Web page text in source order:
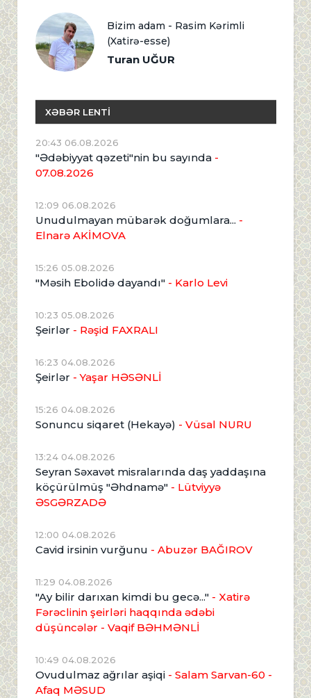
Bizim adam - Rasim Kərimli
(Xatirə-esse)
Turan UĞUR
XƏBƏR LENTİ
20:43 06.08.2026
"Ədəbiyyat qəzeti"nin bu sayında -
07.08.2026
12:09 06.08.2026
Unudulmayan mübarək doğumlara... -
Elnarə AKİMOVA
15:26 05.08.2026
"Məsih Ebolidə dayandı" - Karlo Levi
10:23 05.08.2026
Şeirlər - Rəşid FAXRALI
16:23 04.08.2026
Şeirlər - Yaşar HƏSƏNLİ
15:26 04.08.2026
Sonuncu siqaret (Hekayə) - Vüsal NURU
13:24 04.08.2026
Seyran Səxavət misralarında daş yaddaşına
köçürülmüş "Əhdnamə" - Lütviyyə
ƏSGƏRZADƏ
12:00 04.08.2026
Cavid irsinin vurğunu - Abuzər BAĞIROV
11:29 04.08.2026
"Ay bilir darıxan kimdi bu gecə..." - Xatirə
Fərəclinin şeirləri haqqında ədəbi
düşüncələr - Vaqif BƏHMƏNLİ
10:49 04.08.2026
Ovudulmaz ağrılar aşiqi - Salam Sarvan-60 -
Afaq MƏSUD